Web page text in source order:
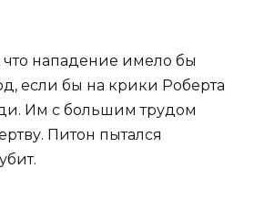
что нападение имело бы
если бы на крики Роберта
Им с большим трудом
Питон пытался